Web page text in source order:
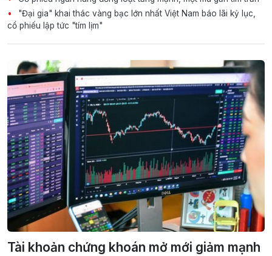
"Đại gia" khai thác vàng bạc lớn nhất Việt Nam báo lãi kỷ lục,
cổ phiếu lập tức "tím lịm"
Tài khoản chứng khoán mở mới giảm mạnh